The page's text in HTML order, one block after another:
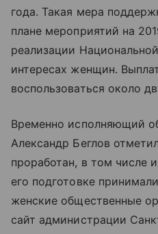
года. Такая мера
плане мероприятий на
реализации
интересах женщин.
воспользоваться около
Временно исполняющий
Александр Беглов
проработан, в том числе
его подготовке
женские общественные
сайт администрации